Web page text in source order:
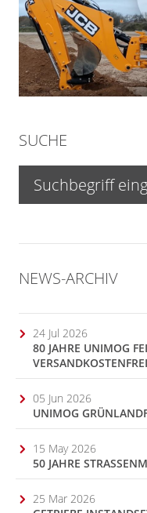
SUCHE
NEWS-ARCHIV
24 Jul 2026
80 JAHRE UNIMOG
05 Jun 2026
UNIMOG
15 May 2026
50 JAHRE
25 Mar 2026